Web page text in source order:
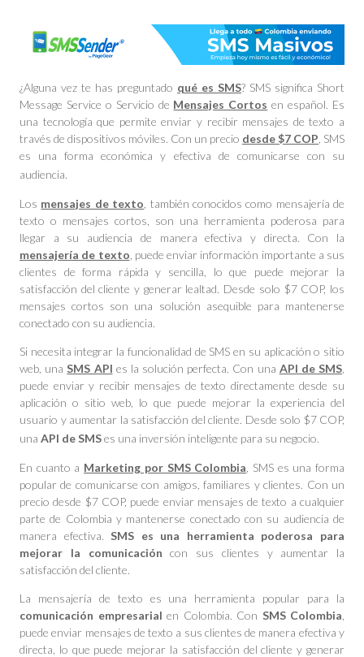
¿Alguna vez te has preguntado qué es SMS? SMS significa Short
Message Service o Servicio de Mensajes Cortos en español. Es
una tecnología que permite enviar y recibir mensajes de texto a
través de dispositivos móviles. Con un precio desde $7 COP , SMS
es una forma económica y efectiva de comunicarse con su
audiencia.
Los mensajes de texto , también conocidos como mensajería de
texto o mensajes cortos, son una herramienta poderosa para
llegar a su audiencia de manera efectiva y directa. Con la
mensajería de texto , puede enviar información importante a sus
clientes de forma rápida y sencilla, lo que puede mejorar la
satisfacción del cliente y generar lealtad. Desde solo $7 COP, los
mensajes cortos son una solución asequible para mantenerse
conectado con su audiencia.
Si necesita integrar la funcionalidad de SMS en su aplicación o sitio
web, unaSMS API es la solución perfecta. Con una API de SMS
puede enviar y recibir mensajes de texto directamente desde su
aplicación o sitio web, lo que puede mejorar la experiencia del
usuario y aumentar la satisfacción del cliente. Desde solo $7 COP,
una API de SMSes una inversión inteligente para su negocio.
En cuanto a Marketing por SMS Colombia , SMS es una forma
popular de comunicarse con amigos, familiares y clientes. Con un
precio desde $7 COP, puede enviar mensajes de texto a cualquier
parte de Colombia y mantenerse conectado con su audiencia de
manera efectiva.SMS es una herramienta poderosa para
mejorar la comunicacióncon sus clientes y aumentar la
satisfacción del cliente.
La mensajería de texto es una herramienta popular para la
comunicación empresarial en Colombia. Con SMS Colombia
puede enviar mensajes de texto a sus clientes de manera efectiva y
directa, lo que puede mejorar la satisfacción del cliente y generar